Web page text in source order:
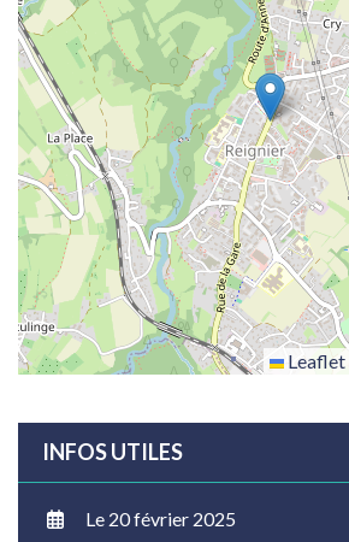
Leaflet
INFOS UTILES
Le 20février 2025